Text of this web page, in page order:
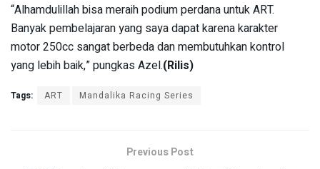
“Alhamdulillah bisa meraih podium perdana untuk ART.
Banyak pembelajaran yang saya dapat karena karakter
motor 250cc sangat berbeda dan membutuhkan kontrol
yang lebih baik,” pungkas Azel.(Rilis)
Tags: ART Mandalika Racing Series
Previous Post